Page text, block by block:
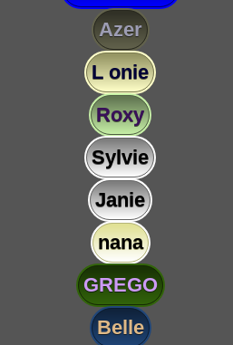
Azer
L onie
Roxy
Sylvie
Janie
nana
GREGO
Belle